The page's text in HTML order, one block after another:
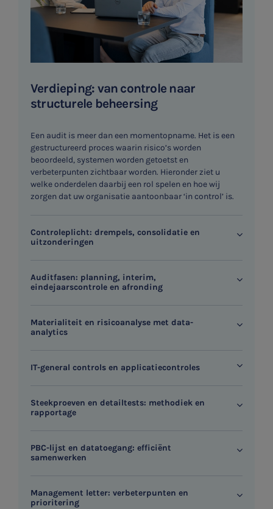
Agro
Verdieping: van controle naar
structurele beheersing
Een audit is meer dan een momentopname. Het is een
gestructureerd proces waarin risico’s worden
beoordeeld, systemen worden getoetst en
verbeterpunten zichtbaar worden. Hieronder ziet u
welke onderdelen daarbij een rol spelen en hoe wij
zorgen dat uw organisatie aantoonbaar ‘in control’ is.
Controleplicht: drempels, consolidatie en
uitzonderingen
Auditfasen: planning, interim,
eindejaarscontrole en afronding
Materialiteit en risicoanalyse met data-
analytics
IT-general controls en applicatiecontroles
Steekproeven en detailtests: methodiek en
rapportage
PBC-lijst en datatoegang: efficiënt
samenwerken
Management letter: verbeterpunten en
prioritering